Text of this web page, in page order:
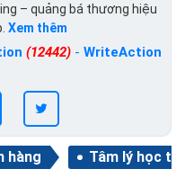
– quảng bá thương hiệu
Xem thêm
(12442)- WriteAction
hàng Tâm lý học